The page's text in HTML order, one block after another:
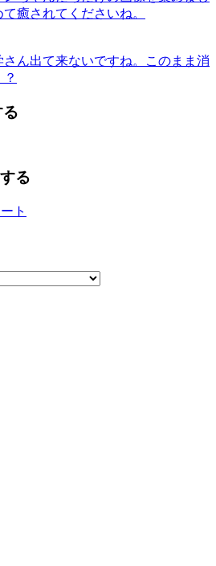
癒されてくださいね。
ん出て来ないですね。このまま消
る
ト